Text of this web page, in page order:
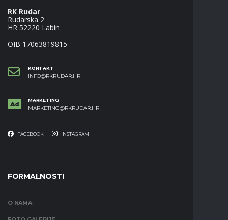
RK Rudar
Rudarska 2
HR 52220 Labin
OIB 17063819815
KONTAKT
INFO@RKRUDAR.HR
MARKETING
MARKETING@RKRUDAR.HR
FACEBOOK INSTAGRAM
FORMALNOSTI
O NAMA